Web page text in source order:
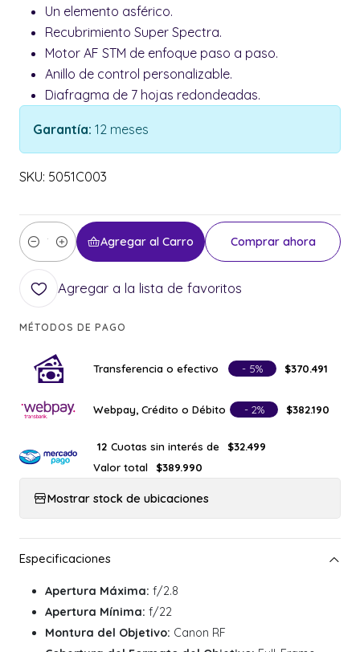
Un elemento asférico.
Recubrimiento Super Spectra.
Motor AF STM de enfoque paso a paso.
Anillo de control personalizable.
Diafragma de 7 hojas redondeadas.
Garantía: 12 meses
SKU: 5051C003
Cantidad
Agregar al Carro Comprar ahora
Agregar a la lista de favoritos
MÉTODOS DE PAGO
Transferencia o efectivo - 5% $370.491
Webpay, Crédito o Débito - 2% $382.190
12 Cuotas sin interés de
$32.499
Valor total
$389.990
Mostrar stock de ubicaciones
Apertura Máxima: f/2.8
Apertura Mínima: f/22
Montura del Objetivo: Canon RF